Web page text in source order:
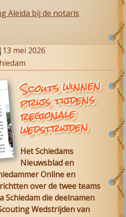
Aleida bij de notaris
13 mei 2026
Scouts winnen
prijs tijdens
regionale
wedstrijden
Het Schiedams
Nieuwsblad en
Online en
over de twee teams
Schiedamdie deelnamen
Wedstrijden van